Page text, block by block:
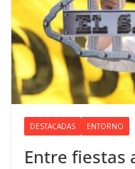
DESTACADAS ENTORNO
Entre fiestas